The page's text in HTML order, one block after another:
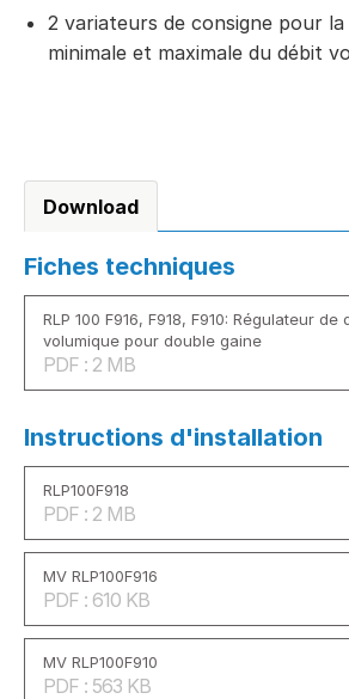
2 variateurs de consigne pour
minimale et maximale du débit
Download
Fiches techniques
RLP 100 F916, F918, F910: Régulateur de
volumique pour double gaine
PDF : 2 MB
Instructions d'installation
RLP100F918
PDF : 2 MB
MV RLP100F916
PDF : 610 KB
MV RLP100F910
PDF : 563 KB